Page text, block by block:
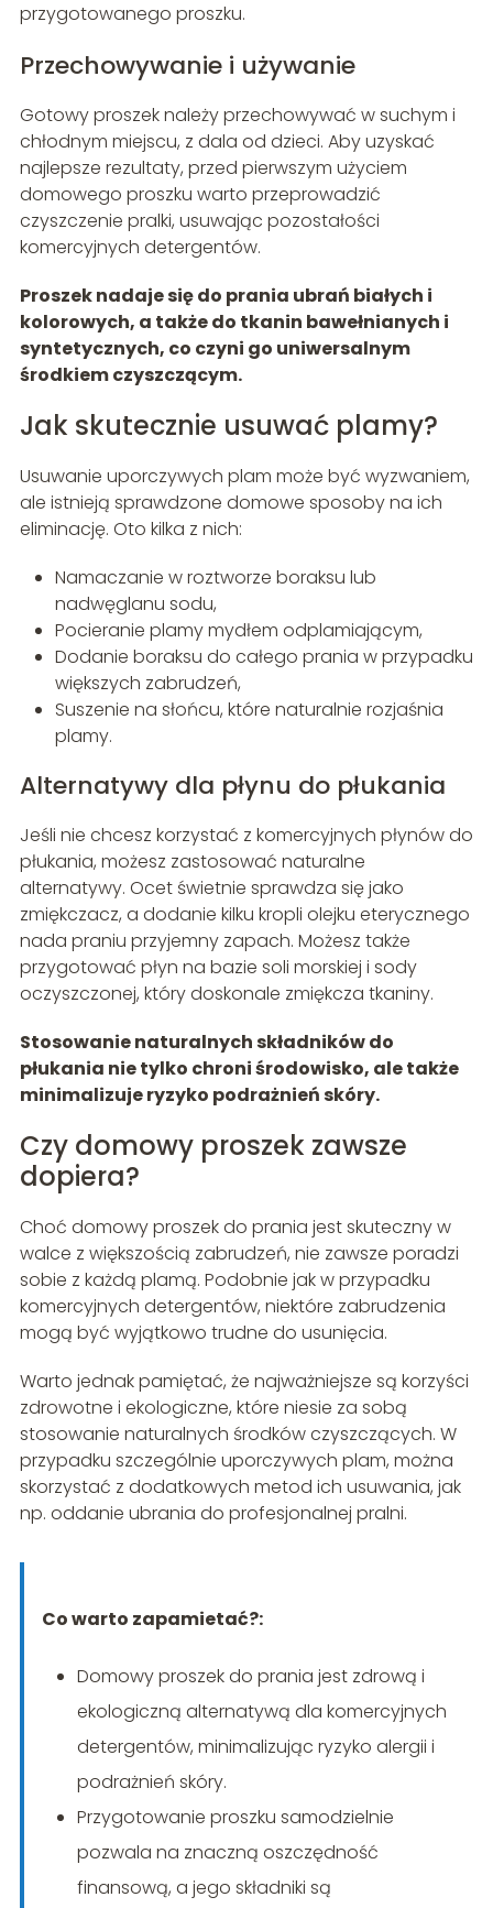
przygotowanego proszku.
Przechowywanie i używanie
Gotowy proszek należy przechowywać w suchym i
chłodnym miejscu, z dala od dzieci. Aby uzyskać
najlepsze rezultaty, przed pierwszym użyciem
domowego proszku warto przeprowadzić
czyszczenie pralki, usuwając pozostałości
komercyjnych detergentów.
Proszek nadaje się do prania ubrań białych i
kolorowych, a także do tkanin bawełnianych i
syntetycznych, co czyni go uniwersalnym
środkiem czyszczącym.
Jak skutecznie usuwać plamy?
Usuwanie uporczywych plam może być wyzwaniem,
ale istnieją sprawdzone domowe sposoby na ich
eliminację. Oto kilka z nich:
Namaczanie w roztworze boraksu lub
nadwęglanu sodu,
Pocieranie plamy mydłem odplamiającym,
Dodanie boraksu do całego prania w przypadku
większych zabrudzeń,
Suszenie na słońcu, które naturalnie rozjaśnia
plamy.
Alternatywy dla płynu do płukania
Jeśli nie chcesz korzystać z komercyjnych płynów do
płukania, możesz zastosować naturalne
alternatywy. Ocet świetnie sprawdza się jako
zmiękczacz, a dodanie kilku kropli olejku eterycznego
nada praniu przyjemny zapach. Możesz także
przygotować płyn na bazie soli morskiej i sody
oczyszczonej, który doskonale zmiękcza tkaniny.
Stosowanie naturalnych składników do
płukania nie tylko chroni środowisko, ale także
minimalizuje ryzyko podrażnień skóry.
Czy domowy proszek zawsze
dopiera?
Choć domowy proszek do prania jest skuteczny w
walce z większością zabrudzeń, nie zawsze poradzi
sobie z każdą plamą. Podobnie jak w przypadku
komercyjnych detergentów, niektóre zabrudzenia
mogą być wyjątkowo trudne do usunięcia.
Warto jednak pamiętać, że najważniejsze są korzyści
zdrowotne i ekologiczne, które niesie za sobą
stosowanie naturalnych środków czyszczących. W
przypadku szczególnie uporczywych plam, można
skorzystać z dodatkowych metod ich usuwania, jak
np. oddanie ubrania do profesjonalnej pralni.
Co warto zapamietać?:
Domowy proszek do prania jest zdrową i
ekologiczną alternatywą dla komercyjnych
detergentów, minimalizując ryzyko alergii i
podrażnień skóry.
Przygotowanie proszku samodzielnie
pozwala na znaczną oszczędność
finansową, a jego składniki są